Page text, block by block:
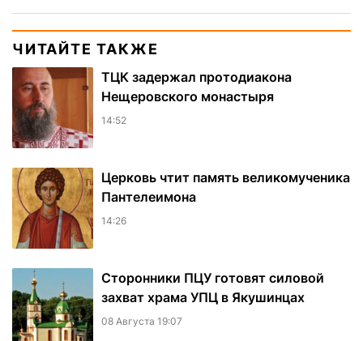
ЧИТАЙТЕ ТАКЖЕ
ТЦК задержал протодиакона
Нещеровского монастыря
14:52
Церковь чтит память великомученика
Пантелеимона
14:26
Сторонники ПЦУ готовят силовой
захват храма УПЦ в Якушинцах
08 Августа 19:07